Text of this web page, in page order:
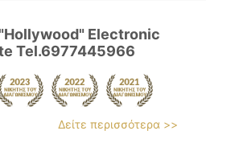
Electronic
Tel.6977445966
Δείτε περισσότερα >>